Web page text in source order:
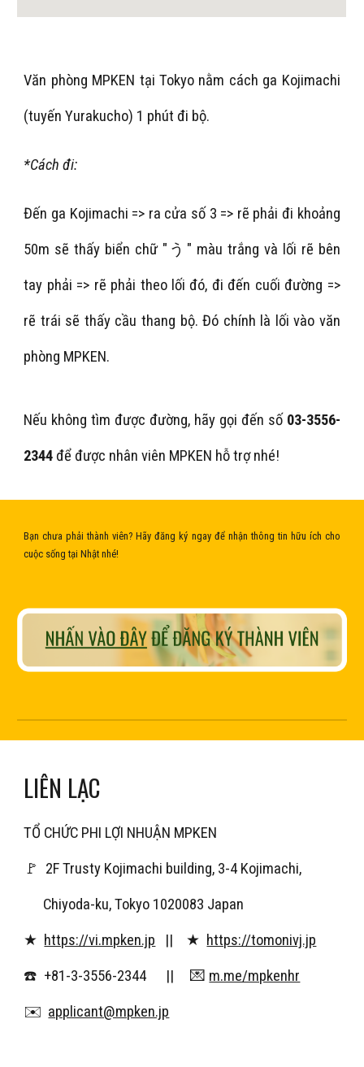
Văn phòng MPKEN tại Tokyo nằm cách ga Kojimachi
(tuyến Yurakucho) 1 phút đi bộ.
*Cách đi:
Đến ga Kojimachi => ra cửa số 3 => rẽ phải đi khoảng
50m sẽ thấy biển chữ "う" màu trắng và lối rẽ bên
tay phải => rẽ phải theo lối đó, đi đến cuối đường =>
rẽ trái sẽ thấy cầu thang bộ. Đó chính là lối vào văn
phòng MPKEN.
Nếu không tìm được đường, hãy gọi đến số 03-3556-
2344để được nhân viên MPKEN hỗ trợ nhé!
Bạn chưa phải thành viên? Hãy đăng ký ngay để nhận thông tin hữu ích cho
cuộc sống tại Nhật nhé!
LIÊN LẠC
TỔ CHỨC PHI LỢI NHUẬN MPKEN
🚩 2F Trusty Kojimachi building, 3-4 Kojimachi,
Chiyoda-ku, Tokyo 1020083 Japan
★ https://vi.mpken.jp || ★ https://tomonivj.jp
☎️ +81-3-3556-2344 || 💌 m.me/mpkenhr
✉️ applicant@mpken.jp